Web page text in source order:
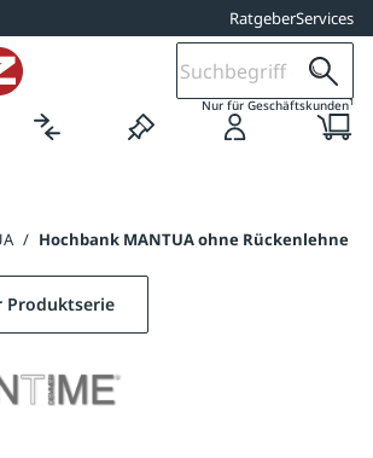
RatgeberServices
Nur für Geschäftskunden1
/ Hochbank MANTUA ohne Rückenlehne
Produktserie